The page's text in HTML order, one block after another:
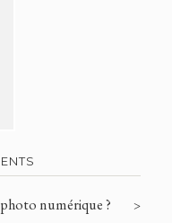
numérique ?